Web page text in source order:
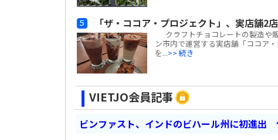
「ザ・ココア・プロジェクト」、実店舗
クラフトチョコレートの製造や
ン市内で運営する実店舗「ココア
を...>> 続き
VIETJO会員記事
ビンファスト、インドのビハール州に初進出